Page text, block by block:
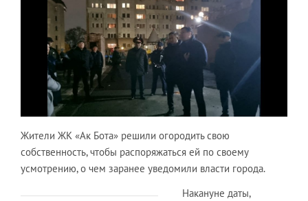
Жители ЖК «Ак Бота» решили огородить свою
собственность, чтобы распоряжаться ей по своему
усмотрению, о чем заранее уведомили власти города.
Накануне даты,